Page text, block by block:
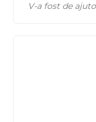
V-a fost de